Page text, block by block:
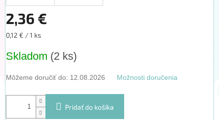
2,36 €
Jednotková
0,12 € / 1 ks
Skladom (2 ks)
Môžeme doručiť do: 12.08.2026 Možnosti doručenia
Pridať do košíka